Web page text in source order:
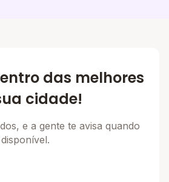
das melhores
cidade!
e a gente te avisa quando